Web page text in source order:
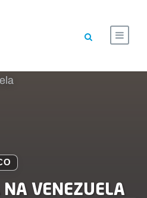
À MISSÃO
NA VENEZUELA